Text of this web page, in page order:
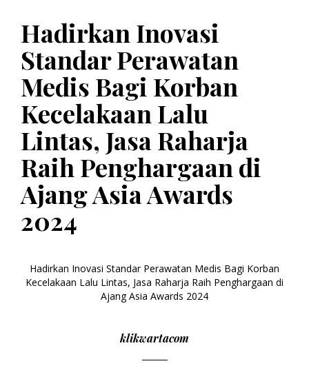
Hadirkan Inovasi
Standar Perawatan
Medis Bagi Korban
Kecelakaan Lalu
Lintas, Jasa Raharja
Raih Penghargaan di
Ajang Asia Awards
2024
Hadirkan Inovasi Standar Perawatan Medis Bagi Korban
Kecelakaan Lalu Lintas, Jasa Raharja Raih Penghargaan di
Ajang Asia Awards 2024
klikwartacom